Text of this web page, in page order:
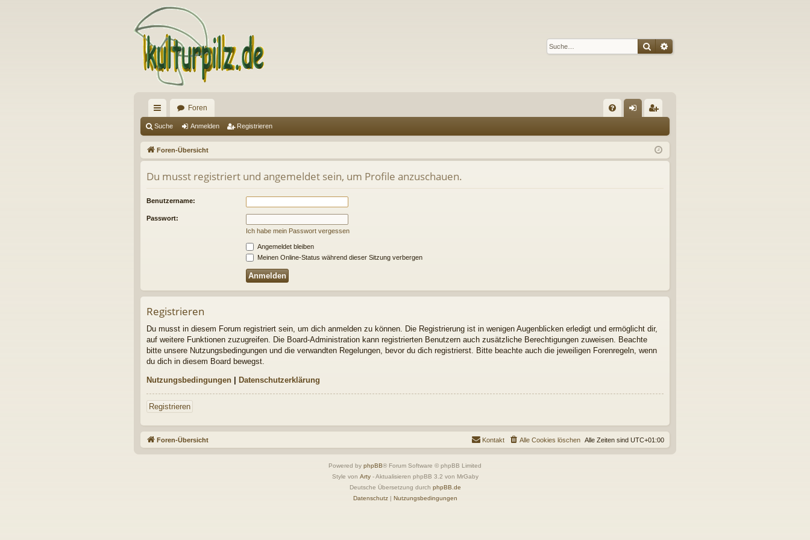
SucheErweiterte Suche
ch
ne
llz
ug
riff
Foren
Q m
el
ist
rie
Suche Anmelden Registrieren
Foren-Übersicht
Du musst registriert und angemeldet sein, um Profile anzuschauen.
Benutzername:
Passwort:
Ich habe mein Passwort vergessen
Angemeldet bleiben
Meinen Online-Status während dieser Sitzung verbergen
Registrieren
Du musst in diesem Forum registriert sein, um dich anmelden zu können. Die Registrierung ist in wenigen Augenblicken erledigt und ermöglicht dir,
auf weitere Funktionen zuzugreifen. Die Board-Administration kann registrierten Benutzern auch zusätzliche Berechtigungen zuweisen. Beachte
bitte unsere Nutzungsbedingungen und die verwandten Regelungen, bevor du dich registrierst. Bitte beachte auch die jeweiligen Forenregeln, wenn
du dich in diesem Board bewegst.
Nutzungsbedingungen | Datenschutzerklärung
Registrieren
Foren-Übersicht Alle Zeiten sind UTC+01:00
Alle Cookies löschen
Kontakt
Powered by phpBB® Forum Software © phpBB Limited
Style von Arty- Aktualisieren phpBB 3.2 von MrGaby
Deutsche Übersetzung durch phpBB.de
Datenschutz| Nutzungsbedingungen